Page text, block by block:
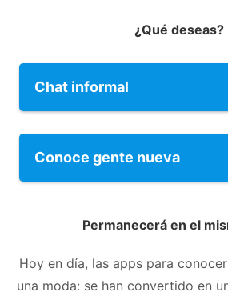
¿Qué deseas?
Chat informal
Conoce gente nueva
Permanecerá en el
Hoy en día, las apps para
una moda: se han convertido en